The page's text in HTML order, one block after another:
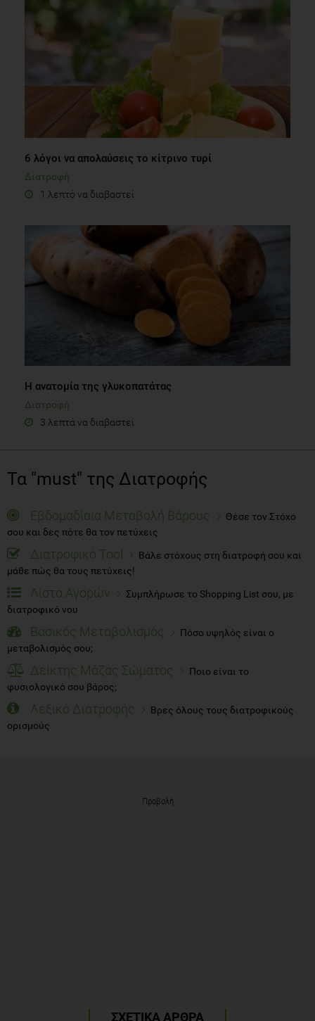
6 λόγοι να απολαύσεις το κίτρινο τυρί
Διατροφή
1 λεπτό να διαβαστεί
Η ανατομία της γλυκοπατάτας
Διατροφή
3 λεπτά να διαβαστεί
Τα "must" της Διατροφής
Εβδομαδίαια Μεταβολή Βάρους
Θέσε τον Στόχο
σου και δες πότε θα τον πετύχεις
Διατροφικό Tool
Βάλε στόχους στη διατροφή σου και
μάθε πώς θα τους πετύχεις!
Λίστα Αγορών
Συμπλήρωσε το Shopping List σου, με
διατροφικό νου
Βασικός Μεταβολισμός
Πόσο υψηλός είναι ο
μεταβολισμός σου;
Δείκτης Μάζας Σώματος
Ποιο είναι το
φυσιολογικό σου βάρος;
Λεξικό Διατροφής
Βρες όλους τους διατροφικούς
ορισμούς
Προβολή
ΣΧΕΤΙΚΑ ΑΡΘΡΑ